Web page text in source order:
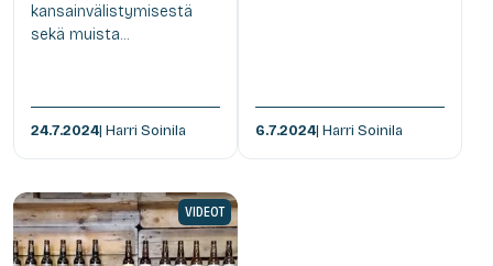
kansainvälistymisestä
sekä muista...
24.7.2024| Harri Soinila 6.7.2024| Harri Soinila
VIDEOT